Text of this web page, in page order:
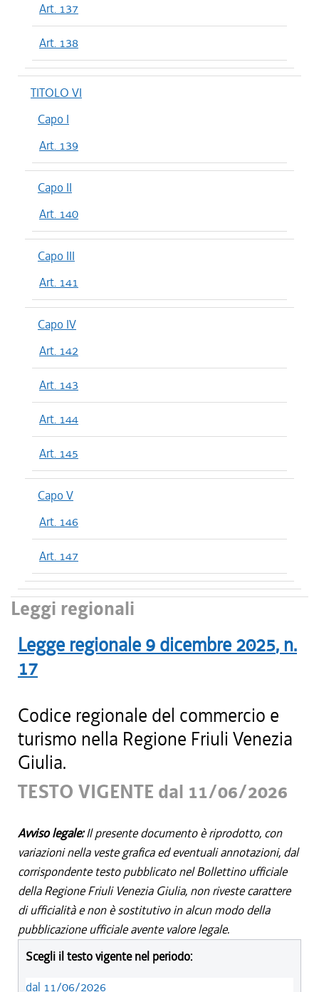
Art. 137
Art. 138
TITOLO VI
Capo I
Art. 139
Capo II
Art. 140
Capo III
Art. 141
Capo IV
Art. 142
Art. 143
Art. 144
Art. 145
Capo V
Art. 146
Art. 147
Leggi regionali
Legge regionale 9 dicembre 2025, n.
17
Codice regionale del commercio e
turismo nella Regione Friuli Venezia
Giulia.
TESTO VIGENTE dal 11/06/2026
Avviso legale:Il presente documento è riprodotto, con
variazioni nella veste grafica ed eventuali annotazioni, dal
corrispondente testo pubblicato nel Bollettino ufficiale
della Regione Friuli Venezia Giulia, non riveste carattere
di ufficialità e non è sostitutivo in alcun modo della
pubblicazione ufficiale avente valore legale.
Scegli il testo vigente nel periodo:
dal 11/06/2026